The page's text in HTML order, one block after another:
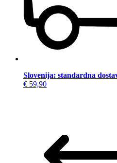
Slovenija: standardna
€ 59,90